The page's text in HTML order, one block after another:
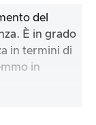
del
È in grado
in termini di
in